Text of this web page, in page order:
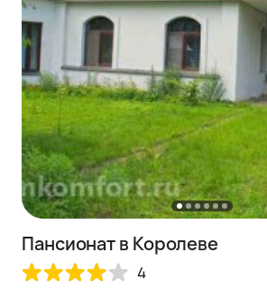
Пансионат в Королеве
4